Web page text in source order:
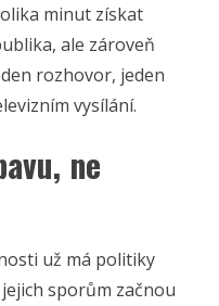
minut získat
ale zároveň
rozhovor, jeden
vysílání.
ne
už má politiky
sporům začnou